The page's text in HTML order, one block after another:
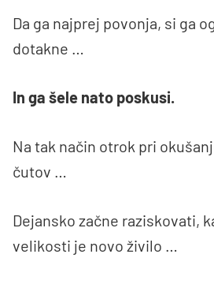
Da ga najprej povonja, si ga
dotakne …
In ga šele nato poskusi.
Na tak način otrok pri
čutov …
Dejansko začne raziskovati,
velikosti je novo živilo …